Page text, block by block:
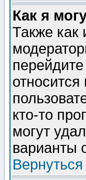
Как я
Также как
кто-то
могут
варианты